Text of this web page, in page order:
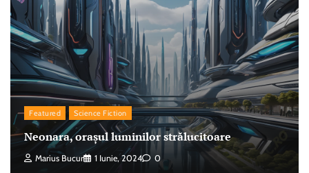
Featured Science Fiction
Neonara, orașul luminilor strălucitoare
Marius Bucur 1 Iunie, 2024 0